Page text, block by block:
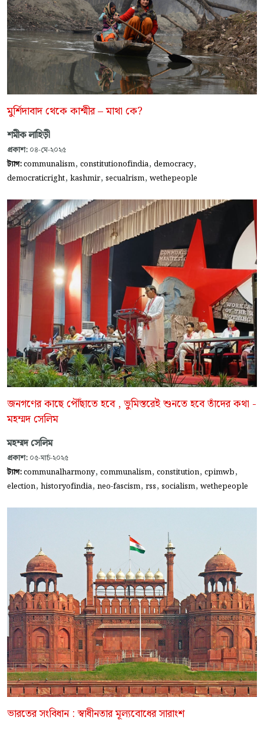
মুর্শিদাবাদ থেকে কাশ্মীর – মাথা কে?
শমীক লাহিড়ী
প্রকাশ: ০৪-মে-২০২৫
ট্যাগ:communalism, constitutionofindia, democracy,
democraticright, kashmir, secualrism, wethepeople
জনগণের কাছে পৌঁছাতে হবে , ভুমিস্তরেই শুনতে হবে তাঁদের কথা -
মহম্মদ সেলিম
মহম্মদ সেলিম
প্রকাশ: ০৫-মার্চ-২০২৫
ট্যাগ:communalharmony, communalism, constitution, cpimwb,
election, historyofindia, neo-fascism, rss, socialism, wethepeople
ভারতের সংবিধান : স্বাধীনতার মূল্যবোধের সারাংশ